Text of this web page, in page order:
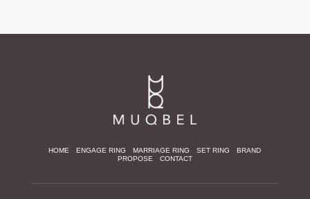
HOME ENGAGE RING MARRIAGE RING SET RING
BRAND
PROPOSE
CONTACT